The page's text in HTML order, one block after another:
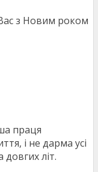
з Новим роком
праця
і не дарма усі
літ.